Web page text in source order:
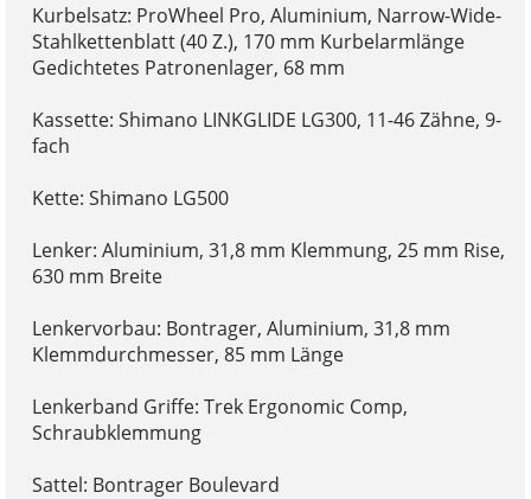
Kurbelsatz: ProWheel Pro, Aluminium, Narrow-Wide-
Stahlkettenblatt (40 Z.), 170 mm Kurbelarmlänge
Gedichtetes Patronenlager, 68 mm
Kassette: Shimano LINKGLIDE LG300, 11-46 Zähne, 9-
fach
Kette: Shimano LG500
Lenker: Aluminium, 31,8 mm Klemmung, 25 mm Rise,
630 mm Breite
Lenkervorbau: Bontrager, Aluminium, 31,8 mm
Klemmdurchmesser, 85 mm Länge
Lenkerband Griffe: Trek Ergonomic Comp,
Schraubklemmung
Sattel: Bontrager Boulevard